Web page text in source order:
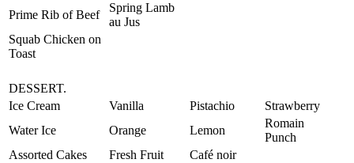
Prime Rib of Beef
Spring Lamb
au Jus
Squab Chicken on
Toast
DESSERT.
Ice Cream
Vanilla Pistachio
Strawberry
Water Ice
Orange Lemon
Romain
Punch
Assorted Cakes
Fresh Fruit Café noir